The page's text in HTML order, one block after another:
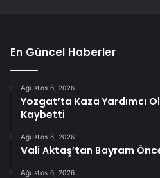
En Güncel Haberler
Ağustos 6, 2026
Yozgat’ta Kaza Yardımcı
Kaybetti
Ağustos 6, 2026
Vali Aktaş’tan Bayram
Ağustos 6, 2026